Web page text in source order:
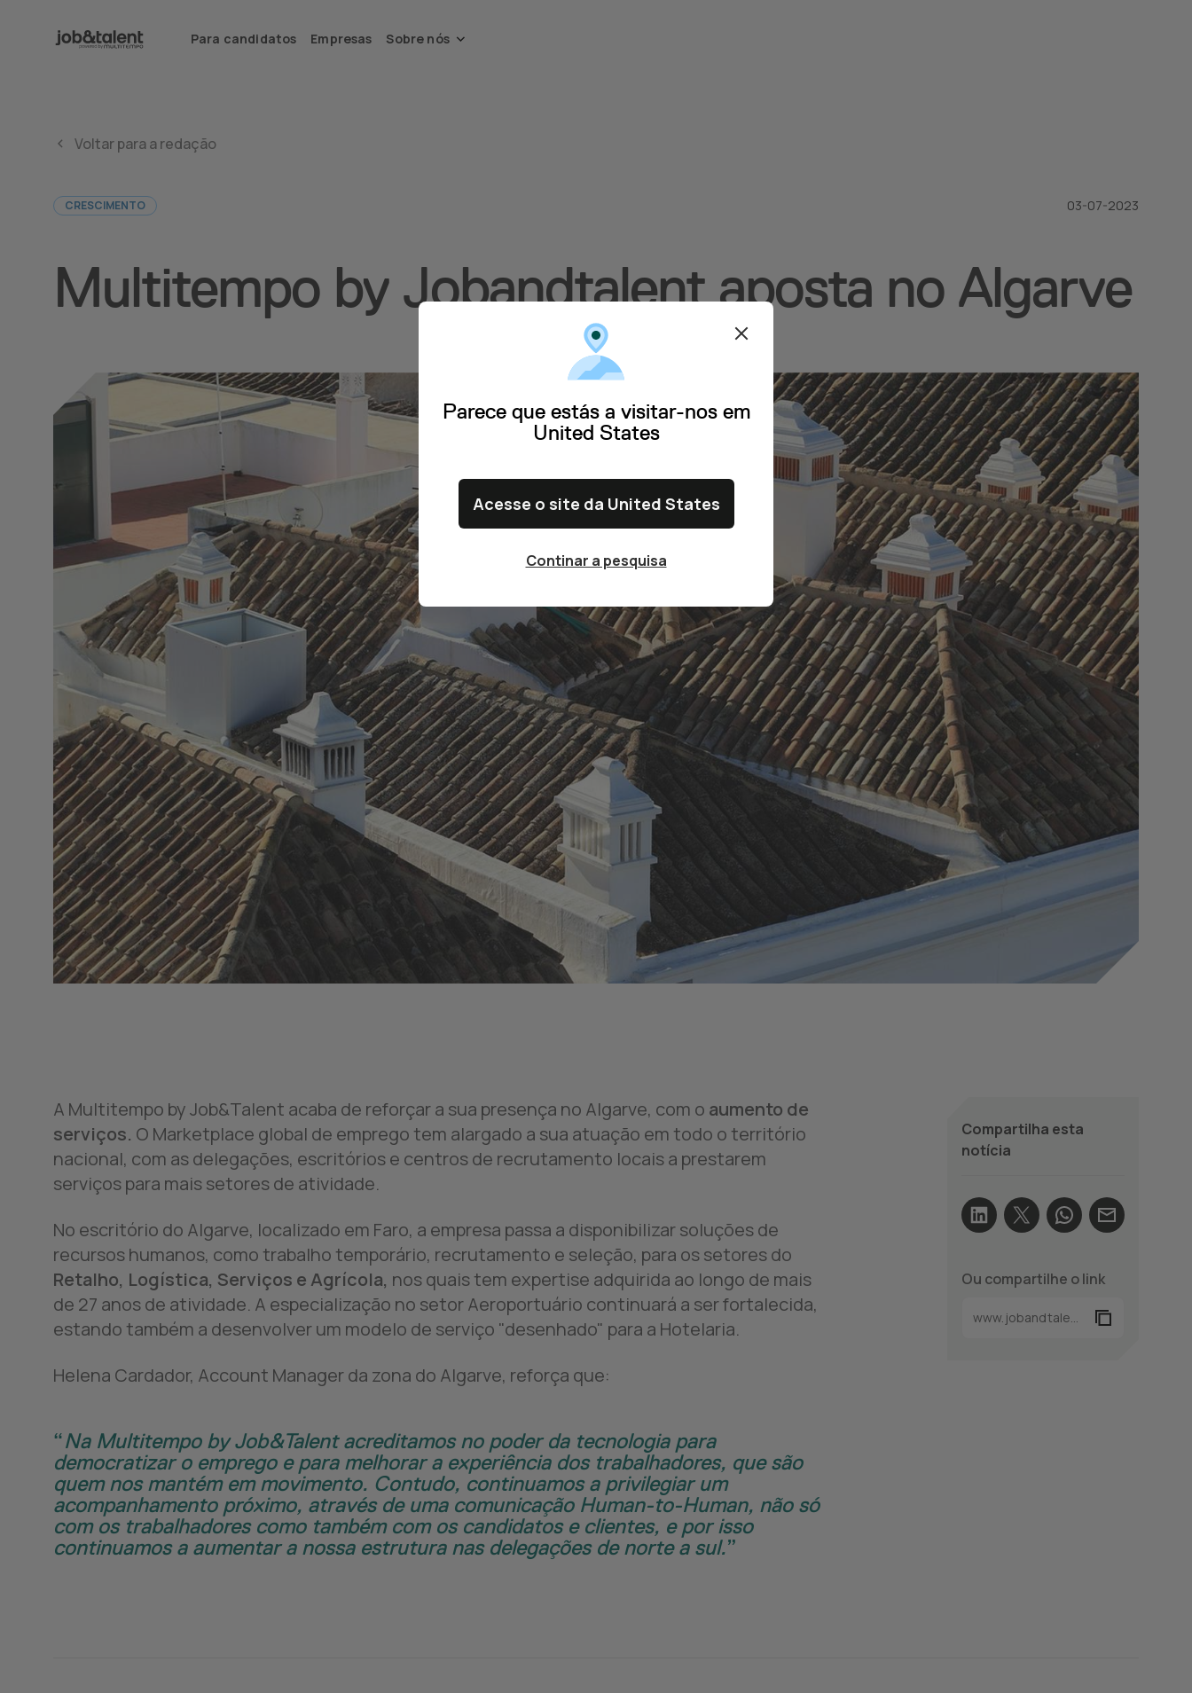
Para candidatos Empresas Sobre nós
Multitempo by Jobandtalent aposta no Algarve
CRESCIMENTO 03-07-2023
Voltar para a redação
Compartilha esta
notícia
Ou compartilhe o link
A Multitempo by Job&Talent acaba de reforçar a sua presença no Algarve, com o aumento de
serviços. O Marketplace global de emprego tem alargado a sua atuação em todo o território
nacional, com as delegações, escritórios e centros de recrutamento locais a prestarem
serviços para mais setores de atividade.
No escritório do Algarve, localizado em Faro, a empresa passa a disponibilizar soluções de
recursos humanos, como trabalho temporário, recrutamento e seleção, para os setores do
Retalho, Logística, Serviços e Agrícola, nos quais tem expertise adquirida ao longo de mais
de 27 anos de atividade. A especialização no setor Aeroportuário continuará a ser fortalecida,
estando também a desenvolver um modelo de serviço "desenhado" para a Hotelaria.
Helena Cardador, Account Manager da zona do Algarve, reforça que:
Na Multitempo by Job&Talent acreditamos no poder da tecnologia para
democratizar o emprego e para melhorar a experiência dos trabalhadores, que são
quem nos mantém em movimento. Contudo, continuamos a privilegiar um
acompanhamento próximo, através de uma comunicação Human-to-Human, não só
com os trabalhadores como também com os candidatos e clientes, e por isso
continuamos a aumentar a nossa estrutura nas delegações de norte a sul.
Parece que estás a visitar-nos em
United States
Acesse o site da United States
Continar a pesquisa